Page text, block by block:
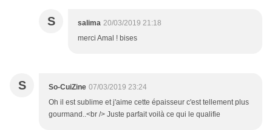
S salima 20/03/2019 21:18
merci Amal ! bises
S So-CuiZine 07/03/2019 23:24
Oh il est sublime et j'aime cette épaisseur c'est tellement plus
gourmand..<br /> Juste parfait voilà ce qui le qualifie